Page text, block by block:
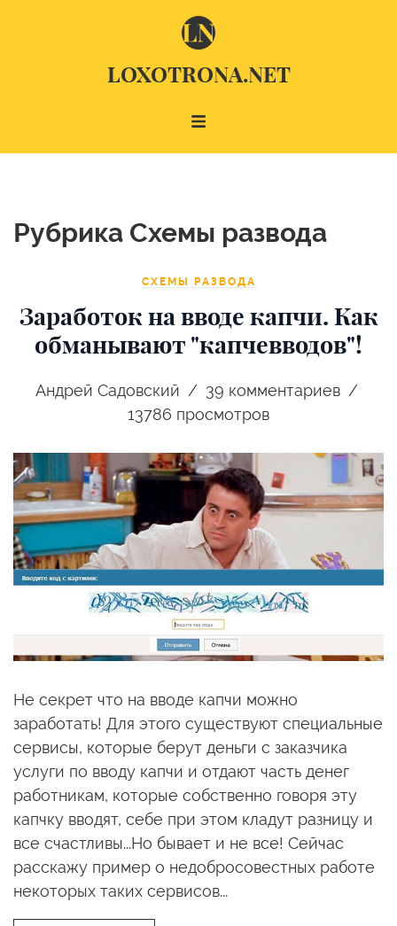
LOXOTRONA.NET
Рубрика Схемы развода
СХЕМЫ РАЗВОДА
Заработок на вводе капчи. Как
обманывают "капчевводов"!
Андрей Садовский 39 комментариев
13786 просмотров
Не секрет что на вводе капчи можно
заработать! Для этого существуют специальные
сервисы, которые берут деньги с заказчика
услуги по вводу капчи и отдают часть денег
работникам, которые собственно говоря эту
капчку вводят, себе при этом кладут разницу и
все счастливы...Но бывает и не все! Сейчас
расскажу пример о недобросовестных работе
некоторых таких сервисов...